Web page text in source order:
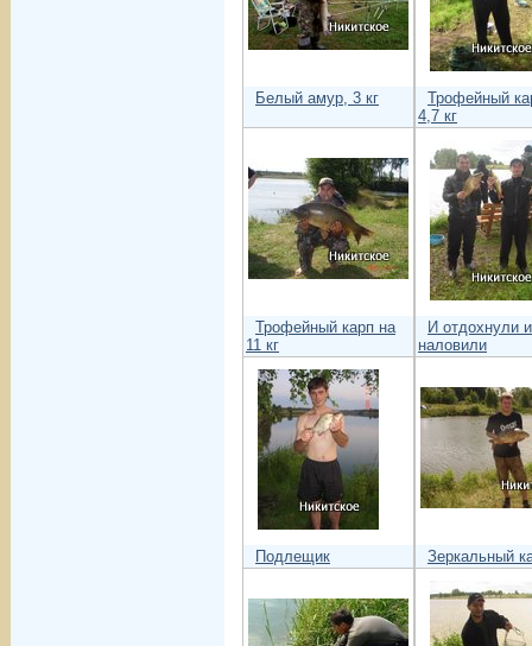
Белый амур, 3 кг
Трофейный
4,7 кг
Трофейный карп на
11 кг
И отдохнули
наловили
Подлещик Зеркальный